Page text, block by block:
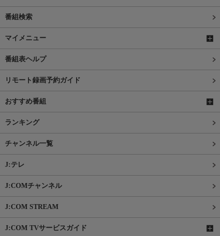
番組検索
マイメニュー
番組表ヘルプ
リモート録画予約ガイド
おすすめ番組
ランキング
チャンネル一覧
J:テレ
J:COMチャンネル
J:COM STREAM
J:COM TVサービスガイド